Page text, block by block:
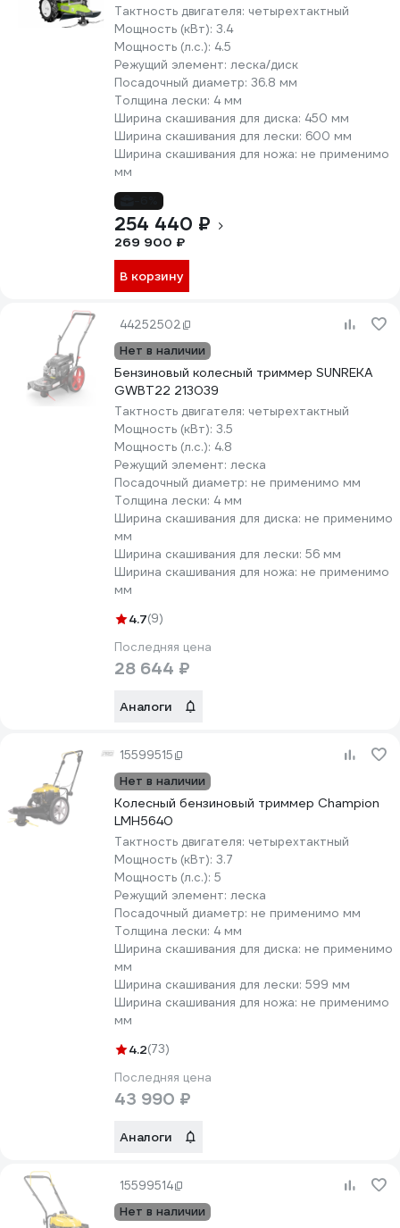
Тактность двигателя: четырехтактный
Мощность (кВт): 3.4
Мощность (л.с.): 4.5
Режущий элемент: леска/диск
Посадочный диаметр: 36.8 мм
Толщина лески: 4 мм
Ширина скашивания для диска: 450 мм
Ширина скашивания для лески: 600 мм
Ширина скашивания для ножа: не применимо
мм
254 440 ₽
269 900 ₽
В корзину
44252502
Нет в наличии
Бензиновый колесный триммер SUNREKA
GWBT22 213039
Тактность двигателя: четырехтактный
Мощность (кВт): 3.5
Мощность (л.с.): 4.8
Режущий элемент: леска
Посадочный диаметр: не применимо мм
Толщина лески: 4 мм
Ширина скашивания для диска: не применимо
мм
Ширина скашивания для лески: 56 мм
Ширина скашивания для ножа: не применимо
мм
4.7(9)
Последняя цена
28 644 ₽
Аналоги
15599515
Нет в наличии
Колесный бензиновый триммер Champion
LMH5640
Тактность двигателя: четырехтактный
Мощность (кВт): 3.7
Мощность (л.с.): 5
Режущий элемент: леска
Посадочный диаметр: не применимо мм
Толщина лески: 4 мм
Ширина скашивания для диска: не применимо
мм
Ширина скашивания для лески: 599 мм
Ширина скашивания для ножа: не применимо
мм
4.2(73)
Последняя цена
43 990 ₽
Аналоги
15599514
Нет в наличии